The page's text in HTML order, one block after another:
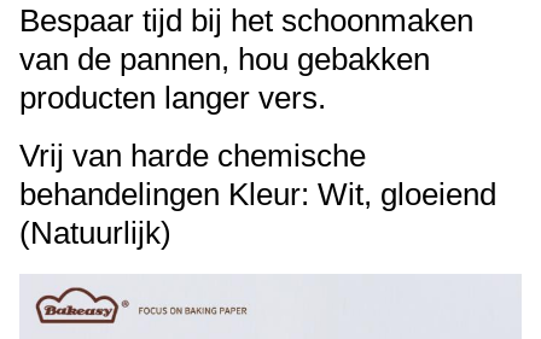
Bespaar tijd bij het schoonmaken
van de pannen, hou gebakken
producten langer vers.
Vrij van harde chemische
behandelingen Kleur: Wit, gloeiend
(Natuurlijk)